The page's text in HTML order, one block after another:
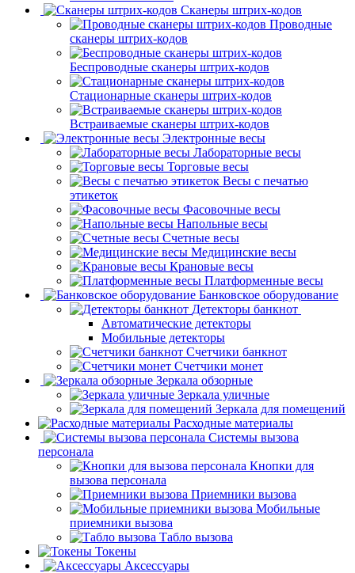
Сканеры штрих-кодов
Проводные
сканеры штрих-кодов
Беспроводные сканеры штрих-кодов
Стационарные сканеры штрих-кодов
Встраиваемые сканеры штрих-кодов
Электронные весы
Лабораторные весы
Торговые весы
Весы с печатью
этикеток
Фасовочные весы
Напольные весы
Счетные весы
Медицинские весы
Крановые весы
Платформенные весы
Банковское оборудование
Детекторы банкнот
Автоматические детекторы
Мобильные детекторы
Счетчики банкнот
Счетчики монет
Зеркала обзорные
Зеркала уличные
Зеркала для помещений
Расходные материалы
Системы вызова
персонала
Кнопки для
вызова персонала
Приемники вызова
Мобильные
приемники вызова
Табло вызова
Токены
Аксессуары